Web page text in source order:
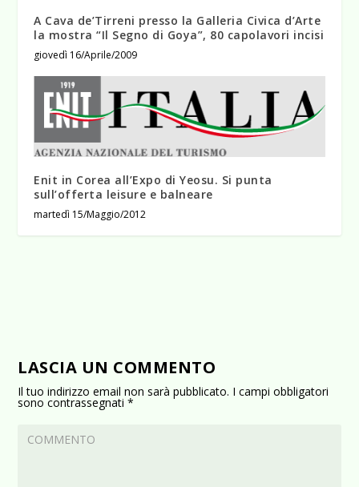
A Cava de’Tirreni presso la Galleria Civica d’Arte
la mostra “Il Segno di Goya”, 80 capolavori incisi
giovedì 16/Aprile/2009
Enit in Corea all’Expo di Yeosu. Si punta
sull’offerta leisure e balneare
martedì 15/Maggio/2012
LASCIA UN COMMENTO
Il tuo indirizzo email non sarà pubblicato. I campi obbligatori
sono contrassegnati*